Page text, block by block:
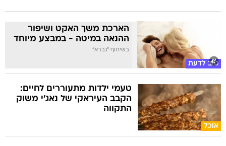
טוב לדעת
הארכת משך האקט ושיפור
ההנאה במיטה - במבצע מיוחד
בשיתוף "גברא"
אוכל
טעמי ילדות מתעוררים לחיים:
הקבב העיראקי של נאג׳י משוק
התקווה